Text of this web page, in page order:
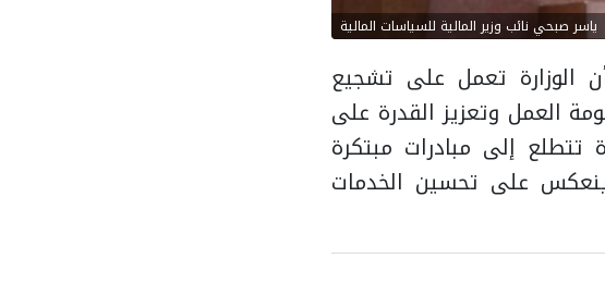
ياسر صبحي نائب وزير المالية للسياسات المالية
الوزارة تعمل على تشجيع
العمل وتعزيز القدرة على
تتطلع إلى مبادرات مبتكرة
ينعكس على تحسين الخدمات